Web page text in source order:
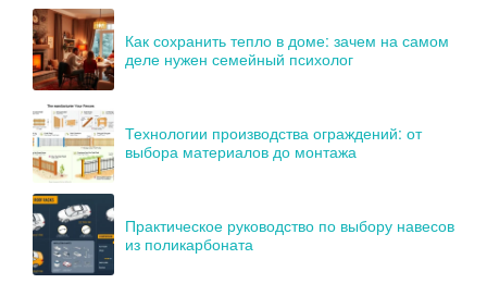
Как сохранить тепло в доме: зачем на самом
деле нужен семейный психолог
Технологии производства ограждений: от
выбора материалов до монтажа
Практическое руководство по выбору навесов
из поликарбоната